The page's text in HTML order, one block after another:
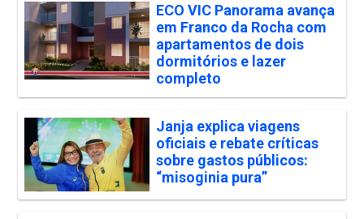
ECO VIC Panorama avança
em Franco da Rocha com
apartamentos de dois
dormitórios e lazer
completo
Janja explica viagens
oficiais e rebate críticas
sobre gastos públicos:
“misoginia pura”